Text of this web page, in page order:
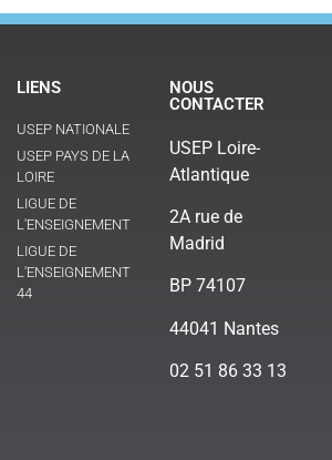
LIENS
USEP NATIONALE
USEP PAYS DE LA
LOIRE
LIGUE DE
L'ENSEIGNEMENT
LIGUE DE
L'ENSEIGNEMENT
44
NOUS
CONTACTER
USEP Loire-
Atlantique
2A rue de
Madrid
BP 74107
44041 Nantes
02 51 86 33 13